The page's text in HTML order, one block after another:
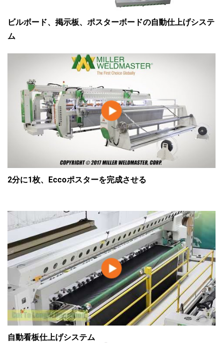
ビルボード、掲示板、ポスターボードの自動仕上げシステ
ム
2分に1枚、Eccoポスターを完成させる
自動看板仕上げシステム